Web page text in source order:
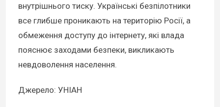
внутрішнього тиску. Українські безпілотники
все глибше проникають на територію Росії, а
обмеження доступу до інтернету, які влада
пояснює заходами безпеки, викликають
невдоволення населення.
Джерело: УНІАН